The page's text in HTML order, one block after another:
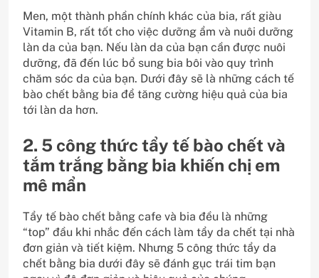
Men, một thành phần chính khác của bia, rất giàu
Vitamin B, rất tốt cho việc dưỡng ẩm và nuôi dưỡng
làn da của bạn. Nếu làn da của bạn cần được nuôi
dưỡng, đã đến lúc bổ sung bia bôi vào quy trình
chăm sóc da của bạn. Dưới đây sẽ là những cách tế
bào chết bằng bia để tăng cường hiệu quả của bia
tới làn da hơn.
2. 5 công thức tẩy tế bào chết và
tắm trắng bằng bia khiến chị em
mê mẩn
Tẩy tế bào chết bằng cafe và bia đều là những
“top” đầu khi nhắc đến cách làm tẩy da chết tại nhà
đơn giản và tiết kiệm. Nhưng 5 công thức tẩy da
chết bằng bia dưới đây sẽ đánh gục trái tim bạn